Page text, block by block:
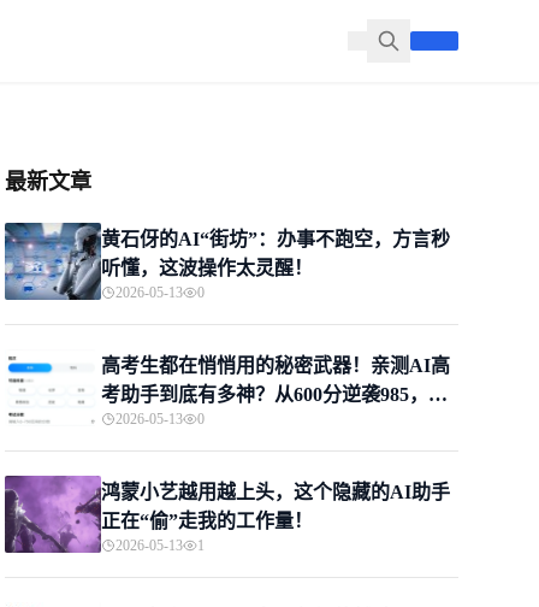
最新文章
黄石伢的AI“街坊”：办事不跑空，方言秒
听懂，这波操作太灵醒！
2026-05-13 0
高考生都在悄悄用的秘密武器！亲测AI高
考助手到底有多神？从600分逆袭985，这
届家长的救命稻草来了
2026-05-13 0
鸿蒙小艺越用越上头，这个隐藏的AI助手
正在“偷”走我的工作量！
2026-05-13 1